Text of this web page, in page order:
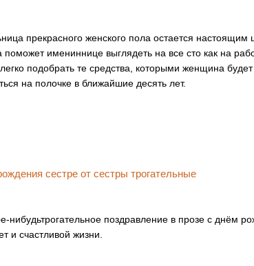
прекрасного женского пола остается настоящим
имениннице выглядеть на все сто как на
подобрать те средства, которыми женщина будет
на полочке в ближайшие десять лет.
нибудьтрогательное поздравление в прозе с днём
и счастливой жизни.